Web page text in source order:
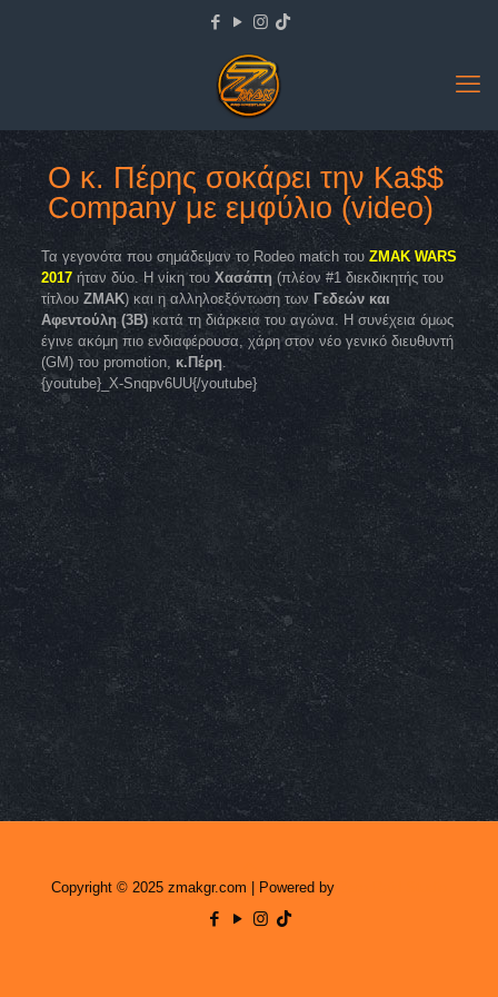
O κ. Πέρης σοκάρει την Ka$$
Company με εμφύλιο (video)
Τα γεγονότα που σημάδεψαν το Rodeo match του ZMAK WARS
2017 ήταν δύο. Η νίκη του Χασάπη (πλέον #1 διεκδικητής του
τίτλου ZMAK) και η αλληλοεξόντωση των Γεδεών και
Αφεντούλη (3Β)κατά τη διάρκεια του αγώνα. Η συνέχεια όμως
έγινε ακόμη πιο ενδιαφέρουσα, χάρη στον νέο γενικό διευθυντή
(GM) του promotion, κ.Πέρη.
{youtube}_X-Snqpv6UU{/youtube}
Copyright © 2025 zmakgr.com | Powered by